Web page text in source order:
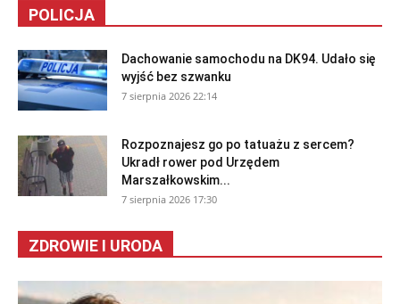
POLICJA
Dachowanie samochodu na DK94. Udało się
wyjść bez szwanku
7 sierpnia 2026 22:14
Rozpoznajesz go po tatuażu z sercem?
Ukradł rower pod Urzędem
Marszałkowskim...
7 sierpnia 2026 17:30
ZDROWIE I URODA